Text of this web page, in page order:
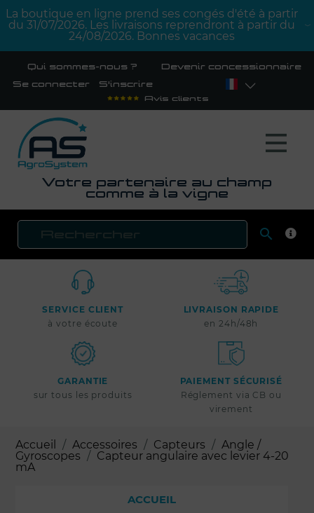
La boutique en ligne prend ses congés d'été à partir
du 31/07/2026. Les livraisons reprendront à partir du
24/08/2026. Bonnes vacances
Qui sommes-nous ? Devenir concessionnaire
Se connecter
S'inscrire
Avis clients
Votre partenaire au champ
comme à la vigne

SERVICE CLIENT
à votre écoute
LIVRAISON RAPIDE
en 24h/48h
GARANTIE
sur tous les produits
PAIEMENT SÉCURISÉ
Réglement via CB ou
virement
Accueil Accessoires Capteurs
Angle /
Gyroscopes
Capteur angulaire avec levier 4-20
mA
ACCUEIL